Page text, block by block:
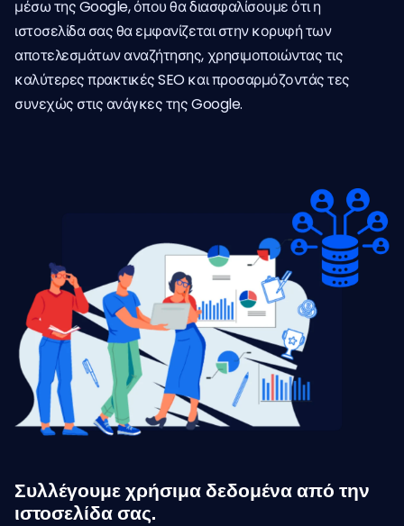
μέσω της Google, όπου θα διασφαλίσουμε ότι η
ιστοσελίδα σας θα εμφανίζεται στην κορυφή των
αποτελεσμάτων αναζήτησης, χρησιμοποιώντας τις
καλύτερες πρακτικές SEO και προσαρμόζοντάς τες
συνεχώς στις ανάγκες της Google.
Συλλέγουμε χρήσιμα δεδομένα από την
ιστοσελίδα σας.